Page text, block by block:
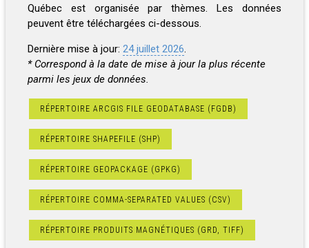
Québec est organisée par thèmes. Les données
peuvent être téléchargées ci-dessous.
Dernière mise à jour: 24 juillet 2026.
* Correspond à la date de mise à jour la plus récente
parmi les jeux de données.
RÉPERTOIRE ARCGIS FILE GEODATABASE (FGDB)
RÉPERTOIRE SHAPEFILE (SHP)
RÉPERTOIRE GEOPACKAGE (GPKG)
RÉPERTOIRE COMMA-SEPARATED VALUES (CSV)
RÉPERTOIRE PRODUITS MAGNÉTIQUES (GRD, TIFF)